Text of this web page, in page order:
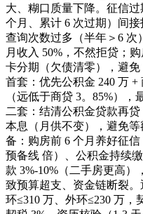
大、糊口质量下降。征信
个月、累计 6 次过期）间接
查询次数过多（半年＞6 次
月收入 50%，不然拒贷；
卡分期（欠债清零），避免
首套：优先公积金 240 万
（远低于商贷 3。85%），
二套：结清公积金贷款再
本息（月供不变），避免
备：购房前 6 个月养好征
预备线 倍）、公积金持续
款 3%-10%（二手房更高
致预算超支、资金链断裂
环≤310 万、外环≤230 万，